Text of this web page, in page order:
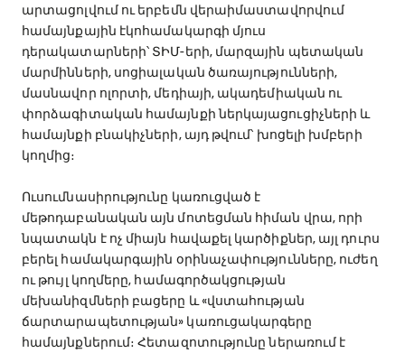
արտացոլվում ու երբեմն վերաիմաստավորվում
համայնքային էկոհամակարգի մյուս
դերակատարների՝ ՏԻՄ-երի, մարզային պետական
մարմինների, սոցիալական ծառայությունների,
մասնավոր ոլորտի, մեդիայի, ակադեմիական ու
փորձագիտական համայնքի ներկայացուցիչների և
համայնքի բնակիչների, այդ թվում՝ խոցելի խմբերի
կողմից։
Ուսումնասիրությունը կառուցված է
մեթոդաբանական այն մոտեցման հիման վրա, որի
նպատակն է ոչ միայն հավաքել կարծիքներ, այլ դուրս
բերել համակարգային օրինաչափությունները, ուժեղ
ու թույլ կողմերը, համագործակցության
մեխանիզմների բացերը և «վստահության
ճարտարապետության» կառուցակարգերը
համայնքներում։ Հետազոտությունը ներառում է